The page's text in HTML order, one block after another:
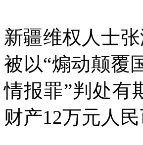
新疆维权人士
被以“煽动颠覆
情报罪”判处有
财产12万元人民